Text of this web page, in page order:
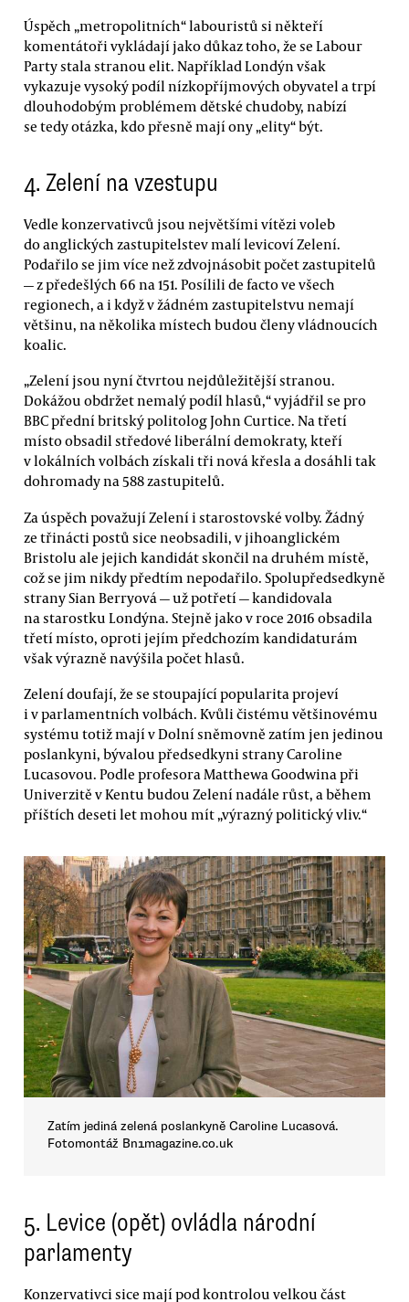
Úspěch „metropolitních“ labouristů si někteří
komentátoři vykládají jako důkaz toho, že se Labour
Party stala stranou elit. Například Londýn však
vykazuje vysoký podíl nízkopříjmových obyvatel a trpí
dlouhodobým problémem dětské chudoby, nabízí
se tedy otázka, kdo přesně mají ony „elity“ být.
4. Zelení na vzestupu
Vedle konzervativců jsou největšími vítězi voleb
do anglických zastupitelstev malí levicoví Zelení.
Podařilo se jim více než zdvojnásobit počet zastupitelů
— z předešlých 66 na 151. Posílili de facto ve všech
regionech, a i když v žádném zastupitelstvu nemají
většinu, na několika místech budou členy vládnoucích
koalic.
„Zelení jsou nyní čtvrtou nejdůležitější stranou.
Dokážou obdržet nemalý podíl hlasů,“ vyjádřil se pro
BBC přední britský politolog John Curtice. Na třetí
místo obsadil středové liberální demokraty, kteří
v lokálních volbách získali tři nová křesla a dosáhli tak
dohromady na 588 zastupitelů.
Za úspěch považují Zelení i starostovské volby. Žádný
ze třinácti postů sice neobsadili, v jihoanglickém
Bristolu ale jejich kandidát skončil na druhém místě,
což se jim nikdy předtím nepodařilo. Spolupředsedkyně
strany Sian Berryová — už potřetí — kandidovala
na starostku Londýna. Stejně jako v roce 2016 obsadila
třetí místo, oproti jejím předchozím kandidaturám
však výrazně navýšila počet hlasů.
Zelení doufají, že se stoupající popularita projeví
i v parlamentních volbách. Kvůli čistému většinovému
systému totiž mají v Dolní sněmovně zatím jen jedinou
poslankyni, bývalou předsedkyni strany Caroline
Lucasovou. Podle profesora Matthewa Goodwina při
Univerzitě v Kentu budou Zelení nadále růst, a během
příštích deseti let mohou mít „výrazný politický vliv.“
Zatím jediná zelená poslankyně Caroline Lucasová.
Fotomontáž Bn1magazine.co.uk
5. Levice (opět) ovládla národní
parlamenty
Konzervativci sice mají pod kontrolou velkou část